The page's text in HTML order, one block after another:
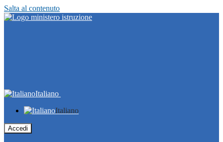
Salta al contenuto
Italiano
Italiano
Accedi